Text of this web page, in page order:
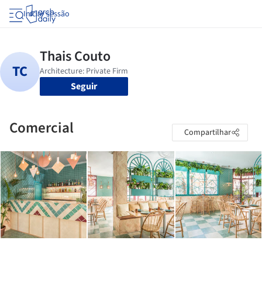
Iniciar sessão
Seguir
Comercial Compartilhar